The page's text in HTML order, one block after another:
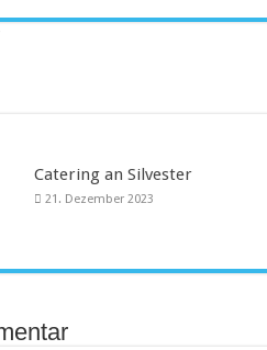
lassen
Catering an Silvester
21. Dezember 2023